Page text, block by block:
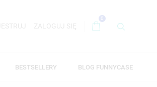
0
BESTSELLERY BLOG FUNNYCASE